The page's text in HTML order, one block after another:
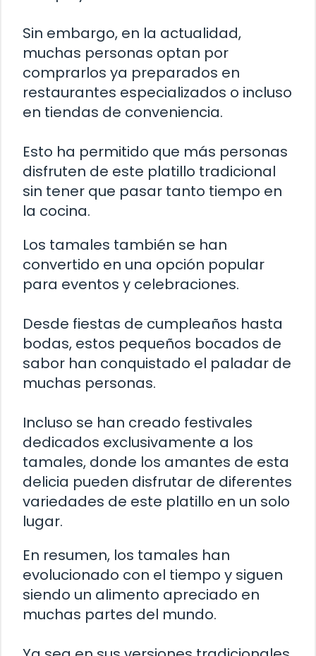
Sin embargo, en la actualidad,
muchas personas optan por
comprarlos ya preparados en
restaurantes especializados o incluso
en tiendas de conveniencia.
Esto ha permitido que más personas
disfruten de este platillo tradicional
sin tener que pasar tanto tiempo en
la cocina.
Los tamales también se han
convertido en una opción popular
para eventos y celebraciones.
Desde fiestas de cumpleaños hasta
bodas, estos pequeños bocados de
sabor han conquistado el paladar de
muchas personas.
Incluso se han creado festivales
dedicados exclusivamente a los
tamales, donde los amantes de esta
delicia pueden disfrutar de diferentes
variedades de este platillo en un solo
lugar.
En resumen, los tamales han
evolucionado con el tiempo y siguen
siendo un alimento apreciado en
muchas partes del mundo.